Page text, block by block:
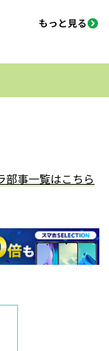
もっと見る
事一覧はこちら